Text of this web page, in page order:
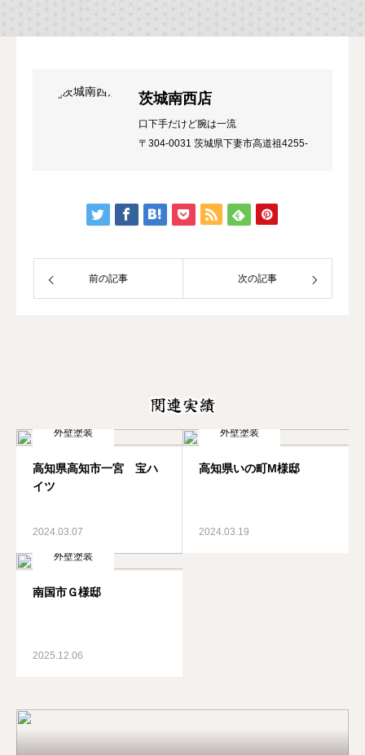
茨城南西店
口下手だけど腕は一流
〒304-0031 茨城県下妻市高道祖4255-
前の記事 次の記事
関連実績
外壁塗装
高知県高知市一宮 宝ハ
イツ
2024.03.07
外壁塗装
高知県いの町М様邸
2024.03.19
外壁塗装
南国市Ｇ様邸
2025.12.06